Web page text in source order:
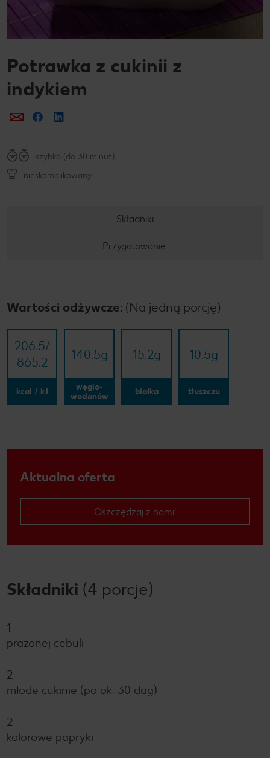
Potrawka z cukinii z
indykiem
Prześlij e-mailem
Udostępnij na Facebooku
szybko (do 30 minut)
nieskomplikowany
Składniki
Przygotowanie:
Wartości odżywcze: (Na jedną porcję)
206.5/​
865.2
kcal / kJ
140.5g
węglo-
wodanów
15.2g
białka
10.5g
tłuszczu
Aktualna oferta
Oszczędzaj z nami!
Składniki (4 porcje)
1
prażonej cebuli
2
młode cukinie (po ok. 30 dag)
2
kolorowe papryki